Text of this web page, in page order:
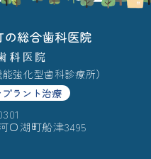
総合歯科医院
強化型歯科診療所）
プラント治療
口湖町船津3495